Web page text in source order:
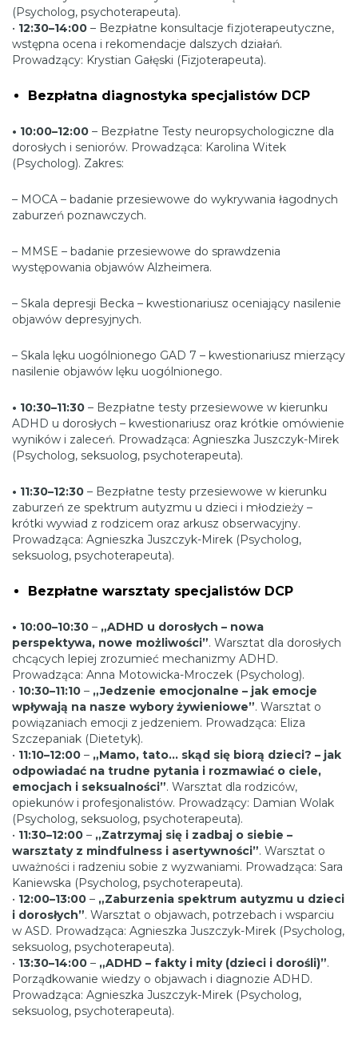
(Psycholog, psychoterapeuta).
• 12:30–14:00 – Bezpłatne konsultacje fizjoterapeutyczne,
wstępna ocena i rekomendacje dalszych działań.
Prowadzący: Krystian Gałęski (Fizjoterapeuta).
Bezpłatna diagnostyka specjalistów DCP
• 10:00–12:00 – Bezpłatne Testy neuropsychologiczne dla
dorosłych i seniorów. Prowadząca: Karolina Witek
(Psycholog). Zakres:
– MOCA – badanie przesiewowe do wykrywania łagodnych
zaburzeń poznawczych.
– MMSE – badanie przesiewowe do sprawdzenia
występowania objawów Alzheimera.
– Skala depresji Becka – kwestionariusz oceniający nasilenie
objawów depresyjnych.
– Skala lęku uogólnionego GAD 7 – kwestionariusz mierzący
nasilenie objawów lęku uogólnionego.
• 10:30–11:30 – Bezpłatne testy przesiewowe w kierunku
ADHD u dorosłych – kwestionariusz oraz krótkie omówienie
wyników i zaleceń. Prowadząca: Agnieszka Juszczyk-Mirek
(Psycholog, seksuolog, psychoterapeuta).
• 11:30–12:30 – Bezpłatne testy przesiewowe w kierunku
zaburzeń ze spektrum autyzmu u dzieci i młodzieży –
krótki wywiad z rodzicem oraz arkusz obserwacyjny.
Prowadząca: Agnieszka Juszczyk-Mirek (Psycholog,
seksuolog, psychoterapeuta).
Bezpłatne warsztaty specjalistów DCP
• 10:00–10:30 – „ADHD u dorosłych – nowa
perspektywa, nowe możliwości”. Warsztat dla dorosłych
chcących lepiej zrozumieć mechanizmy ADHD.
Prowadząca: Anna Motowicka-Mroczek (Psycholog).
• 10:30–11:10 – „Jedzenie emocjonalne – jak emocje
wpływają na nasze wybory żywieniowe”. Warsztat o
powiązaniach emocji z jedzeniem. Prowadząca: Eliza
Szczepaniak (Dietetyk).
• 11:10–12:00 – „Mamo, tato… skąd się biorą dzieci? – jak
odpowiadać na trudne pytania i rozmawiać o ciele,
emocjach i seksualności”. Warsztat dla rodziców,
opiekunów i profesjonalistów. Prowadzący: Damian Wolak
(Psycholog, seksuolog, psychoterapeuta).
• 11:30–12:00 – „Zatrzymaj się i zadbaj o siebie –
warsztaty z mindfulness i asertywności”. Warsztat o
uważności i radzeniu sobie z wyzwaniami. Prowadząca: Sara
Kaniewska (Psycholog, psychoterapeuta).
• 12:00–13:00 – „Zaburzenia spektrum autyzmu u dzieci
i dorosłych”. Warsztat o objawach, potrzebach i wsparciu
w ASD. Prowadząca: Agnieszka Juszczyk-Mirek (Psycholog,
seksuolog, psychoterapeuta).
• 13:30–14:00 – „ADHD – fakty i mity (dzieci i dorośli)”.
Porządkowanie wiedzy o objawach i diagnozie ADHD.
Prowadząca: Agnieszka Juszczyk-Mirek (Psycholog,
seksuolog, psychoterapeuta).